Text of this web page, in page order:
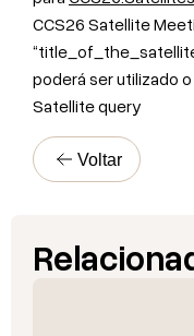
CCS26 Satellite
poderá ser utilizado
Satellite query
Voltar